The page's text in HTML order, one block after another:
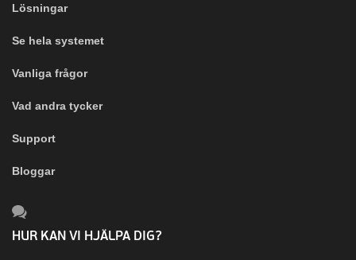
Lösningar
Se hela systemet
Vanliga frågor
Vad andra tycker
Support
Bloggar
HUR KAN VI HJÄLPA DIG?